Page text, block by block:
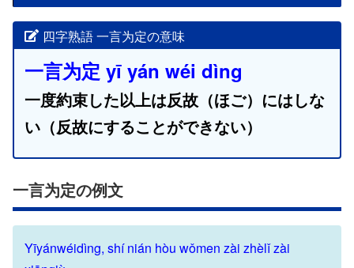
四字熟語 一言为定の意味
一言为定 yī yán wéi dìng
一度約束した以上は反故（ほご）にはしな
い（反故にすることができない）
一言为定の例文
Yīyánwéidìng, shí nián hòu wǒmen zài zhèlǐ zài